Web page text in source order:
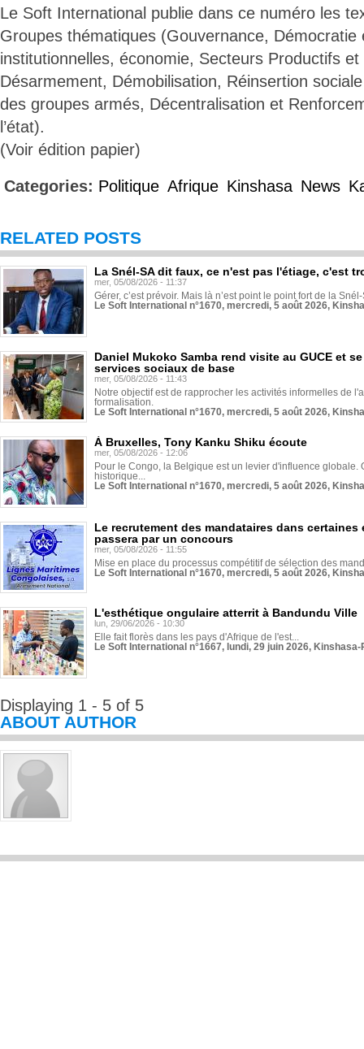
Le Soft International publie dans ce numéro les
Groupes thématiques (Gouvernance, Démocratie
institutionnelles, économie, Secteurs Productifs
Désarmement, Démobilisation, Réinsertion
des groupes armés, Décentralisation et
l’état).
(Voir édition papier)
Categories: Politique Afrique Kinshasa News
RELATED POSTS
La Snél-SA dit faux, ce n'est pas l'étiage, c'est
mer, 05/08/2026 - 11:37
Gérer, c’est prévoir. Mais là n’est point le point fort de la
Le Soft International n°1670, mercredi, 5 août 2026,
Daniel Mukoko Samba rend visite au GUCE et
services sociaux de base
mer, 05/08/2026 - 11:43
Notre objectif est de rapprocher les activités informelles de
formalisation.
Le Soft International n°1670, mercredi, 5 août 2026,
À Bruxelles, Tony Kanku Shiku écoute
mer, 05/08/2026 - 12:06
Pour le Congo, la Belgique est un levier d'influence globale.
historique...
Le Soft International n°1670, mercredi, 5 août 2026,
Le recrutement des mandataires dans
passera par un concours
mer, 05/08/2026 - 11:55
Mise en place du processus compétitif de sélection des
Le Soft International n°1670, mercredi, 5 août 2026,
L'esthétique ongulaire atterrit à Bandundu Ville
lun, 29/06/2026 - 10:30
Elle fait florès dans les pays d'Afrique de l'est...
Le Soft International n°1667, lundi, 29 juin 2026,
Displaying 1 - 5 of 5
ABOUT AUTHOR